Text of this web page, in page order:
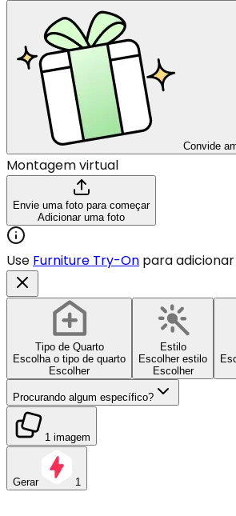
Convide
Montagem virtual
Envie uma foto para começar
Adicionar uma foto
Use Furniture Try-On para
Tipo de Quarto
Escolha o tipo de quarto
Escolher
Estilo
Escolher estilo
Escolher
Procurando algum específico?
1 imagem
Gerar 1